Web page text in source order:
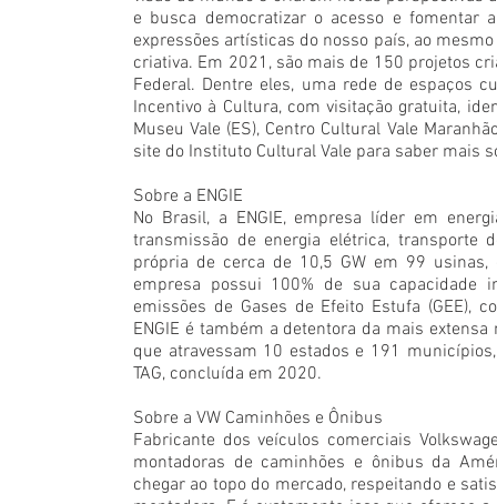
e busca democratizar o acesso e fomentar
expressões artísticas do nosso país, ao
criativa. Em 2021, são mais de 150 projetos
Federal. Dentre eles, uma rede de espaços
Incentivo à Cultura, com visitação gratuita,
Museu Vale (ES), Centro Cultural Vale
site do Instituto Cultural Vale para saber mais
Sobre a ENGIE
No Brasil, a ENGIE, empresa líder em
transmissão de energia elétrica, transporte
própria de cerca de 10,5 GW em 99
empresa possui 100% de sua capacidade
emissões de Gases de Efeito Estufa (GEE),
ENGIE é também a detentora da mais
que atravessam 10 estados e 191
TAG, concluída em 2020.
Sobre a VW Caminhões e Ônibus
Fabricante dos veículos comerciais
montadoras de caminhões e ônibus da
chegar ao topo do mercado, respeitando e